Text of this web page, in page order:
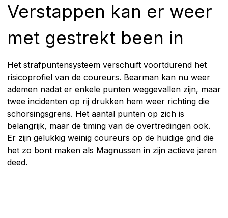
Verstappen kan er weer
met gestrekt been in
Het strafpuntensysteem verschuift voortdurend het
risicoprofiel van de coureurs. Bearman kan nu weer
ademen nadat er enkele punten weggevallen zijn, maar
twee incidenten op rij drukken hem weer richting die
schorsingsgrens. Het aantal punten op zich is
belangrijk, maar de timing van de overtredingen ook.
Er zijn gelukkig weinig coureurs op de huidige grid die
het zo bont maken als Magnussen in zijn actieve jaren
deed.